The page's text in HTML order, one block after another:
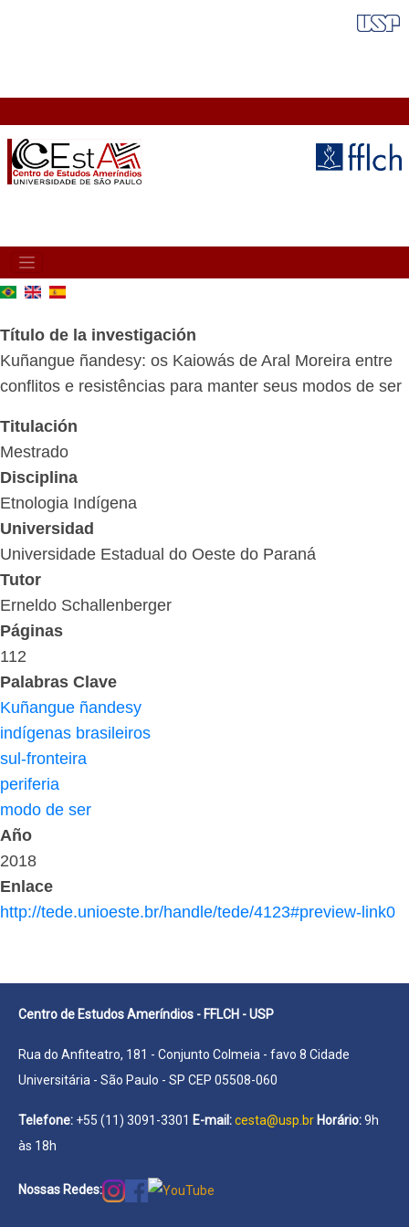
MAIN
NAVIGATION
Título de la investigación
Kuñangue ñandesy: os Kaiowás de Aral Moreira entre
conflitos e resistências para manter seus modos de ser
Titulación
Mestrado
Disciplina
Etnologia Indígena
Universidad
Universidade Estadual do Oeste do Paraná
Tutor
Erneldo Schallenberger
Páginas
112
Palabras Clave
Kuñangue ñandesy
indígenas brasileiros
sul-fronteira
periferia
modo de ser
Año
2018
Enlace
http://tede.unioeste.br/handle/tede/4123#preview-link0
Centro de Estudos Ameríndios - FFLCH - USP
Rua do Anfiteatro, 181 - Conjunto Colmeia - favo 8 Cidade
Universitária - São Paulo - SP CEP 05508-060
Telefone: +55 (11) 3091-3301 E-mail:cesta@usp.br Horário:9h
às 18h
Nossas Redes: